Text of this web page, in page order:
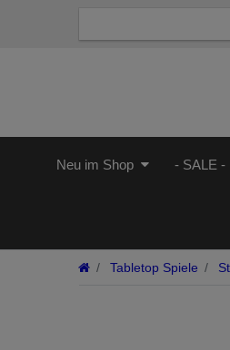
Neu im Shop - SALE -
Tabletop Spiele